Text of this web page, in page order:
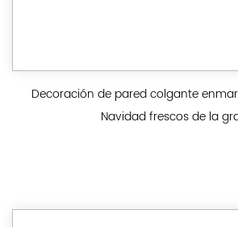
Decoración de pared colgante
Navidad frescos de la